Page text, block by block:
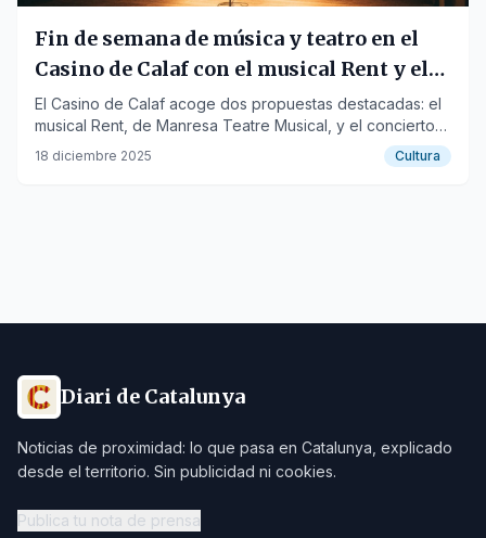
Fin de semana de música y teatro en el
Casino de Calaf con el musical Rent y el
concierto de Bratia
El Casino de Calaf acoge dos propuestas destacadas: el
musical Rent, de Manresa Teatre Musical, y el concierto
de fusión balcánica de Bratia.
18 diciembre 2025 Cultura
Diari de Catalunya
Noticias de proximidad: lo que pasa en Catalunya, explicado
desde el territorio. Sin publicidad ni cookies.
Publica tu nota de prensa